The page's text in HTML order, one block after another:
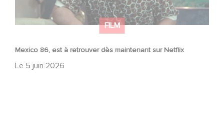
FILM
Mexico 86, est à retrouver dès maintenant sur Netflix
Le 5 juin 2026